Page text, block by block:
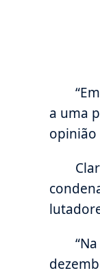
a uma
opinião